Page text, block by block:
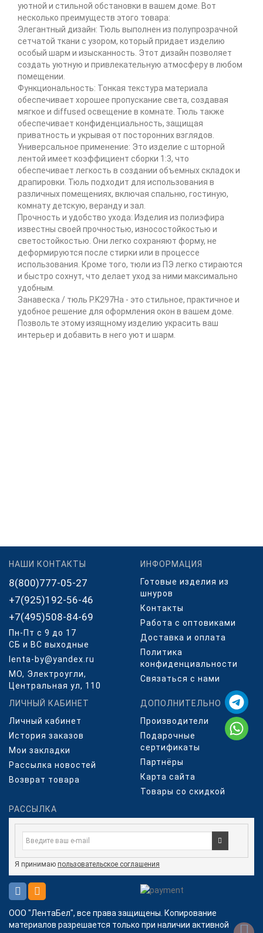
уютной и стильной обстановки в вашем доме. Вот
несколько преимуществ этого товара:
Элегантный дизайн: Тюль выполнен из полупрозрачной
сетчатой ткани с узором, который придает изделию
особый шарм и изысканность. Этот дизайн позволяет
создать уютную и привлекательную атмосферу в любом
помещении.
Функциональность: Тонкая текстура материала
обеспечивает хорошее пропускание света, создавая
мягкое и diffused освещение в комнате. Тюль также
обеспечивает конфиденциальность, защищая
приватность и укрывая от посторонних взглядов.
Универсальное применение: Это изделие с шторной
лентой имеет коэффициент сборки 1:3, что
обеспечивает легкость в создании объемных складок и
драпировки. Тюль подходит для использования в
различных помещениях, включая спальню, гостиную,
комнату детскую, веранду и зал.
Прочность и удобство ухода: Изделия из полиэфира
известны своей прочностью, износостойкостью и
светостойкостью. Они легко сохраняют форму, не
деформируются после стирки или в процессе
использования. Кроме того, тюли из ПЭ легко стираются
и быстро сохнут, что делает уход за ними максимально
удобным.
Занавеска / тюль P.K297Ha - это стильное, практичное и
удобное решение для оформления окон в вашем доме.
Позвольте этому изящному изделию украсить ваш
интерьер и добавить в него уют и шарм.
НАШИ КОНТАКТЫ
8(800)777-05-27
+7(925)192-56-46
+7(495)508-84-69
Пн-Пт с 9 до 17
СБ и ВС выходные
lenta-by@yandex.ru
МО, Электроугли,
Центральная ул, 110
ИНФОРМАЦИЯ
Готовые изделия из
шнуров
Контакты
Работа с оптовиками
Доставка и оплата
Политика
конфиденциальности
Связаться с нами
ЛИЧНЫЙ КАБИНЕТ
Личный кабинет
История заказов
Мои закладки
Рассылка новостей
Возврат товара
ДОПОЛНИТЕЛЬНО
Производители
Подарочные
сертификаты
Партнёры
Карта сайта
Товары со скидкой
РАССЫЛКА
Я принимаю пользовательское соглашения
ООО "ЛентаБел", все права защищены. Копирование
материалов разрешается только при наличии активной